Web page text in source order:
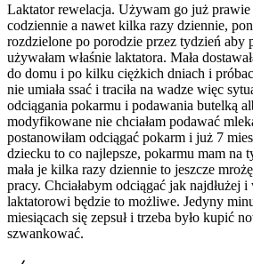
Laktator rewelacja. Używam go już
codziennie a nawet kilka razy dziennie,
rozdzielone po porodzie przez tydzień aby
używałam właśnie laktatora. Mała
do domu i po kilku ciężkich dniach i
nie umiała ssać i traciła na wadze więc
odciągania pokarmu i podawania butelką
modyfikowane nie chciałam podawać
postanowiłam odciągać pokarm i już 7
dziecku to co najlepsze, pokarmu mam na
mała je kilka razy dziennie to jeszcze
pracy. Chciałabym odciągać jak najdłużej
laktatorowi będzie to możliwe. Jedyny
miesiącach się zepsuł i trzeba było kupić
szwankować.